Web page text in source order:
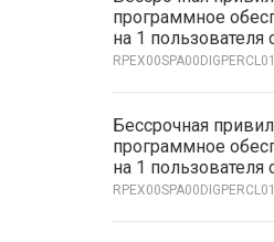
программное
на 1
Бессрочная
программное
на 1